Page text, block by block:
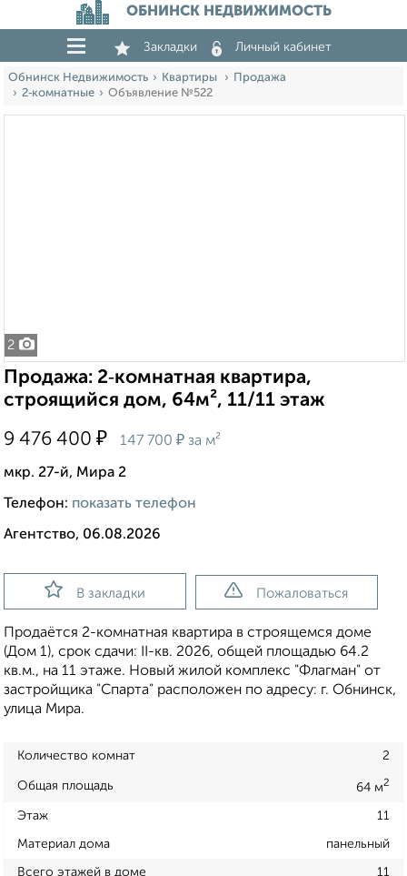
ОБНИНСК НЕДВИЖИМОСТЬ
Закладки Личный кабинет
Обнинск Недвижимость Квартиры
Продажа
2‑комнатные
Объявление №522
2
Продажа: 2‑комнатная квартира,
строящийся дом, 64м², 11/11 этаж
9 476 400 ₽ 147 700 ₽ за м²
мкр. 27-й, Мира 2
Телефон: показать телефон
Агентство, 06.08.2026
В закладки Пожаловаться
Продаётся 2-комнатная квартира в строящемся доме
(Дом 1), срок сдачи: II-кв. 2026, общей площадью 64.2
кв.м., на 11 этаже. Новый жилой комплекс "Флагман" от
застройщика "Спарта" расположен по адресу: г. Обнинск,
улица Мира.
Количество комнат 2
Общая площадь 64 м2
Этаж 11
Материал дома панельный
Всего этажей в доме 11